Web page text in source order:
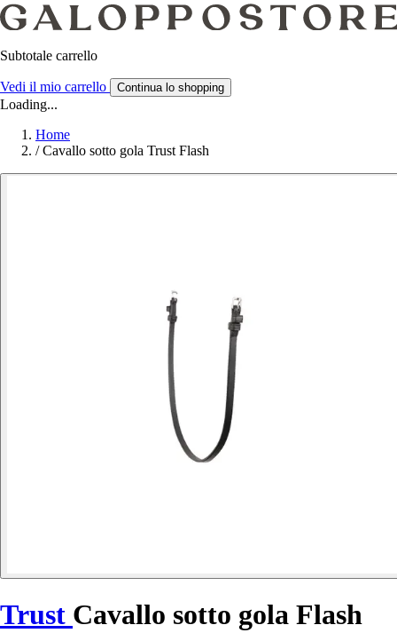
Subtotale carrello
Vedi il mio carrello Continua lo shopping
Loading...
Home
/ Cavallo sotto gola Trust Flash
Trust Cavallo sotto gola Flash